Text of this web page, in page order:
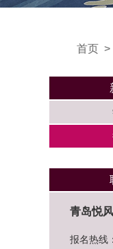
首页 >
青岛悦
报名热线